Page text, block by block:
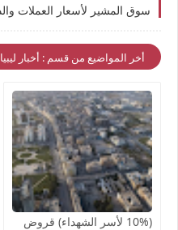
أخر المواضيع من قسم : أخبار ليبيا
(10% لأسر الشهداء) قروض